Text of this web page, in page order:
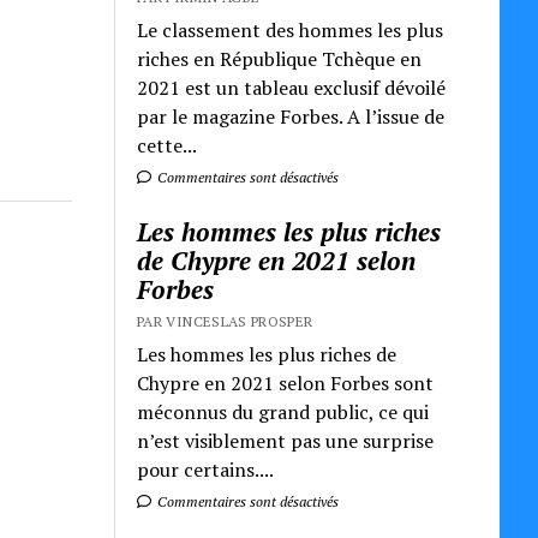
Le classement des hommes les plus
riches en République Tchèque en
2021 est un tableau exclusif dévoilé
par le magazine Forbes. A l’issue de
cette...
Commentaires sont désactivés
Les hommes les plus riches
de Chypre en 2021 selon
Forbes
PAR VINCESLAS PROSPER
Les hommes les plus riches de
Chypre en 2021 selon Forbes sont
méconnus du grand public, ce qui
n’est visiblement pas une surprise
pour certains....
Commentaires sont désactivés